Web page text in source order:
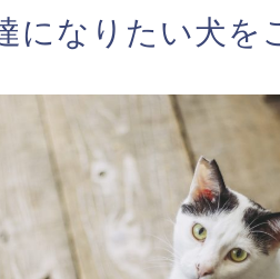
になりたい犬を